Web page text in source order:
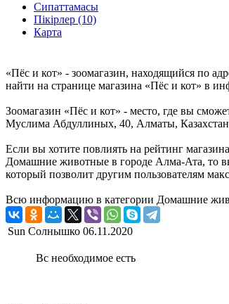
Сипаттамасы
Пікірлер (10)
Карта
«Пёс и кот» - зоомагазин, находящийся по
найти на странице магазина «Пёс и кот» в
Зоомагазин «Пёс и кот» - место, где вы
Муслима Абдуллиных, 40, Алматы,
Если вы хотите повлиять на рейтинг
Домашние животные в городе Алма-Ата, то
который позволит другим пользователям
Всю информацию в категории Домашние
Sun Солнышко 06.11.2020
Вс необходимое есть